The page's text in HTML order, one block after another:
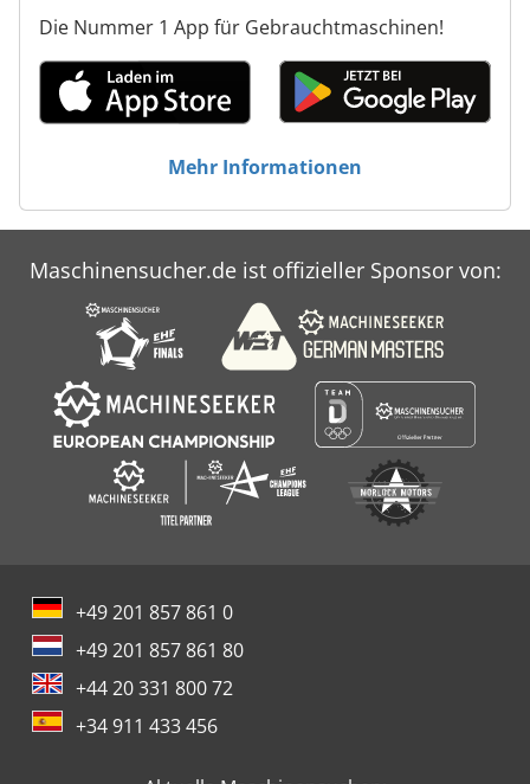
Die Nummer 1 App für Gebrauchtmaschinen!
Mehr Informationen
Maschinensucher.de ist offizieller Sponsor von:
+49 201 857 861 0
+49 201 857 861 80
+44 20 331 800 72
+34 911 433 456